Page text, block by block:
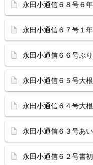
永田小通信６８号６
永田小通信６７号１
永田小通信６６号ぶ
永田小通信６５号大
永田小通信６４号大
永田小通信６３号あ
永田小通信６２号書